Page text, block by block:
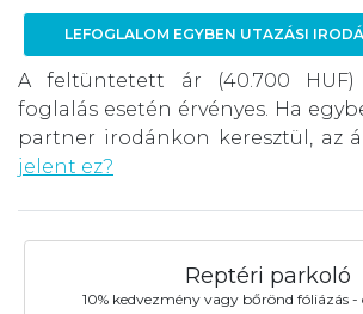
LEFOGLALOM EGYBEN UTAZÁSI
A feltüntetett ár (40.700
foglalás esetén érvényes. Ha
partner irodánkon keresztül, az
jelent ez?
Reptéri parkoló
10% kedvezmény vagy bőrönd fóliázás -